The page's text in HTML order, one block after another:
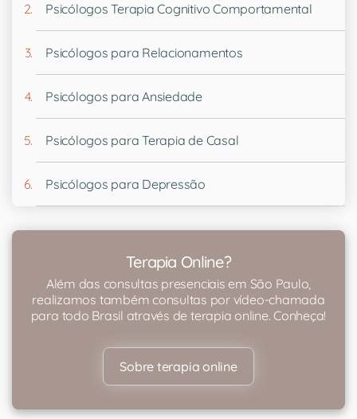
Psicólogos Terapia Cognitivo Comportamental
Psicólogos para Relacionamentos
Psicólogos para Ansiedade
Psicólogos para Terapia de Casal
Psicólogos para Depressão
Terapia Online?
Além das consultas presenciais em São Paulo,
realizamos também consultas por vídeo-chamada
para todo Brasil através de terapia online. Conheça!
Sobre terapia online